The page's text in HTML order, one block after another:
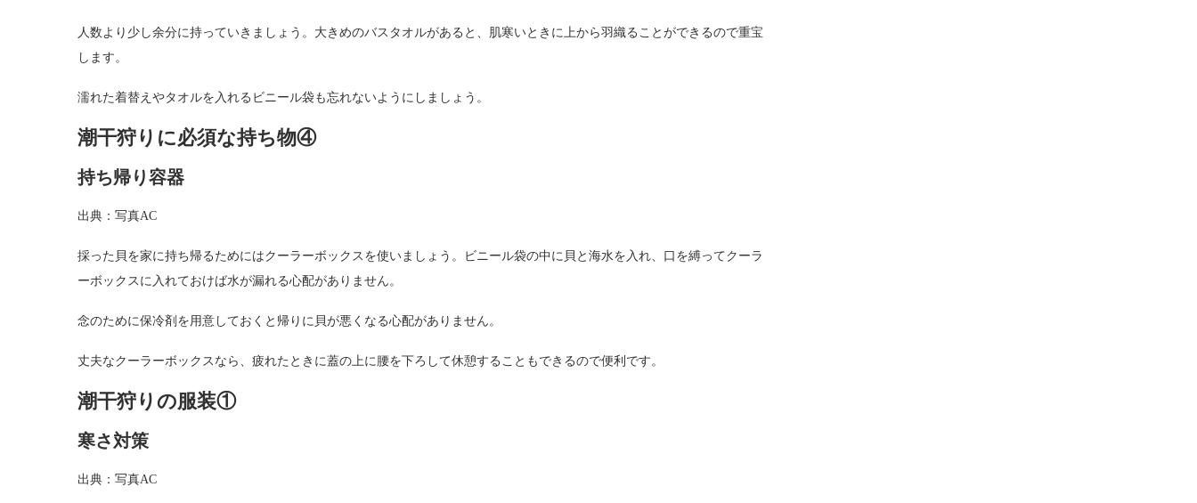
人数より少し余分に持っていきましょう。大きめのバスタオルがあると、肌寒いときに上から羽織ることができるので重宝
します。
濡れた着替えやタオルを入れるビニール袋も忘れないようにしましょう。
潮干狩りに必須な持ち物④
持ち帰り容器
出典：写真AC
採った貝を家に持ち帰るためにはクーラーボックスを使いましょう。ビニール袋の中に貝と海水を入れ、口を縛ってクーラ
ーボックスに入れておけば水が漏れる心配がありません。
念のために保冷剤を用意しておくと帰りに貝が悪くなる心配がありません。
丈夫なクーラーボックスなら、疲れたときに蓋の上に腰を下ろして休憩することもできるので便利です。
潮干狩りの服装①
寒さ対策
出典：写真AC